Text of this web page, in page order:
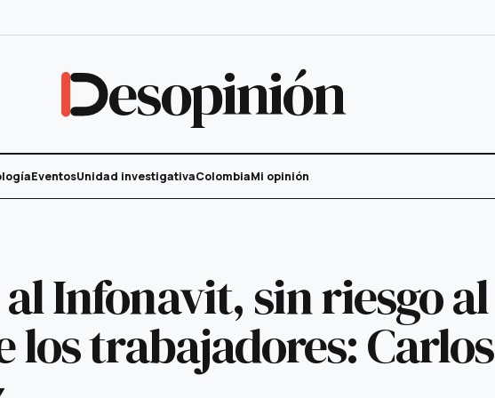
esopinión
EventosUnidad investigativaColombiaMi opinión
Infonavit, sin riesgo al
los trabajadores: Carlos